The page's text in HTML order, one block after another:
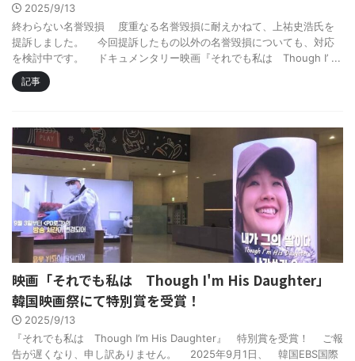
2025/9/13
終わらない名誉毀損 度重なる名誉毀損に耐えかねて、上祐史浩氏を
提訴しました。 今回提訴したもの以外の名誉毀損についても、対応
を検討中です。 ドキュメンタリー映画『それでも私は Though I’ ...
記事
映画「それでも私は Though I'm His Daughter」
韓国映画祭にて特別賞を受賞！
2025/9/13
『それでも私は Though I’m His Daughter』 特別賞を受賞！ ご報
告が遅くなり、申し訳ありません。 2025年9月1日、 韓国EBS国際